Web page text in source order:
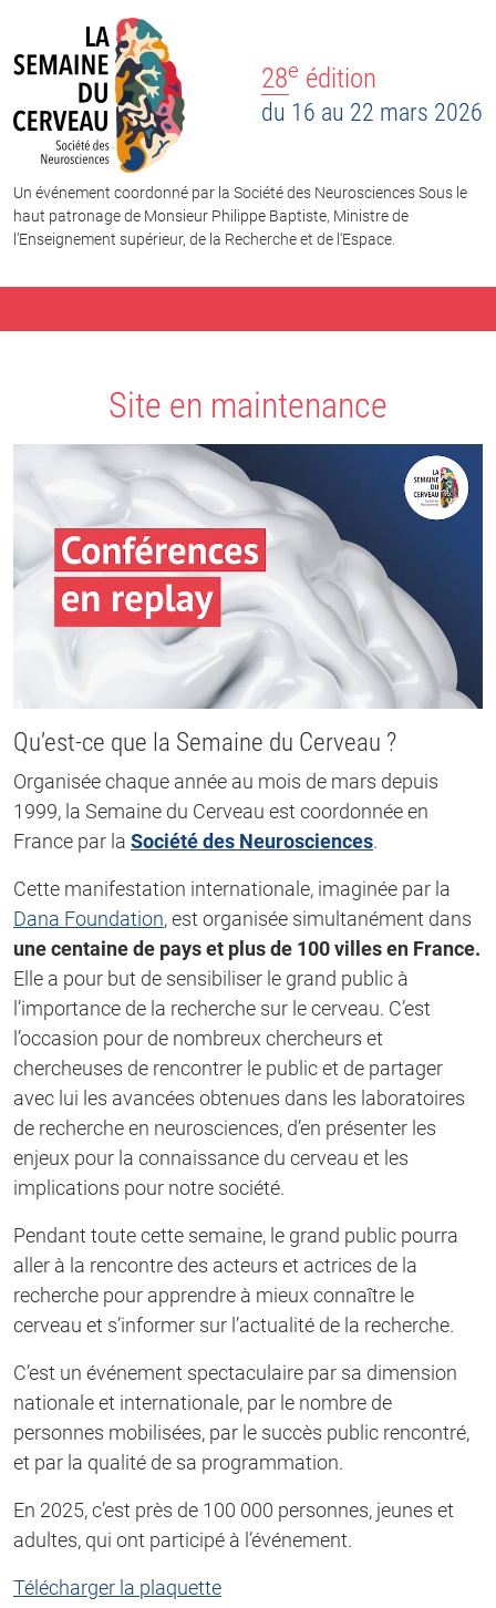
28e édition
du 16 au 22 mars 2026
Un événement coordonné par la Société des Neurosciences Sous le
haut patronage de Monsieur Philippe Baptiste, Ministre de
l’Enseignement supérieur, de la Recherche et de l'Espace.
Site en maintenance
Qu’est-ce que la Semaine du Cerveau ?
Organisée chaque année au mois de mars depuis
1999, la Semaine du Cerveau est coordonnée en
France par la Société des Neurosciences.
Cette manifestation internationale, imaginée par la
Dana Foundation, est organisée simultanément dans
une centaine de pays et plus de 100 villes en France.
Elle a pour but de sensibiliser le grand public à
l’importance de la recherche sur le cerveau. C’est
l’occasion pour de nombreux chercheurs et
chercheuses de rencontrer le public et de partager
avec lui les avancées obtenues dans les laboratoires
de recherche en neurosciences, d’en présenter les
enjeux pour la connaissance du cerveau et les
implications pour notre société.
Pendant toute cette semaine, le grand public pourra
aller à la rencontre des acteurs et actrices de la
recherche pour apprendre à mieux connaître le
cerveau et s’informer sur l’actualité de la recherche.
C’est un événement spectaculaire par sa dimension
nationale et internationale, par le nombre de
personnes mobilisées, par le succès public rencontré,
et par la qualité de sa programmation.
En 2025, c’est près de 100 000 personnes, jeunes et
adultes, qui ont participé à l’événement.
Télécharger la plaquette